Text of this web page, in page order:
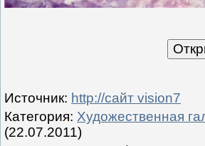
Источник: http://сайт vision7
Категория: Художественная
(22.07.2011)